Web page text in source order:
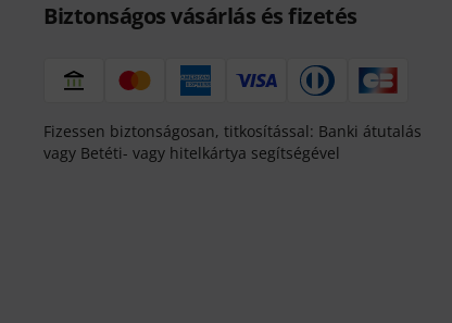
Biztonságos vásárlás és fizetés
Fizessen biztonságosan, titkosítással: Banki átutalás
vagy Betéti- vagy hitelkártya segítségével